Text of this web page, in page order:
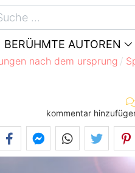
BERÜHMTE AUTOREN
nach dem ursprung
kommentar